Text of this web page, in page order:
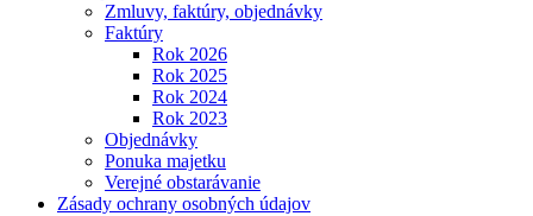
Zmluvy, faktúry, objednávky
Faktúry
Rok 2026
Rok 2025
Rok 2024
Rok 2023
Objednávky
Ponuka majetku
Verejné obstarávanie
Zásady ochrany osobných údajov